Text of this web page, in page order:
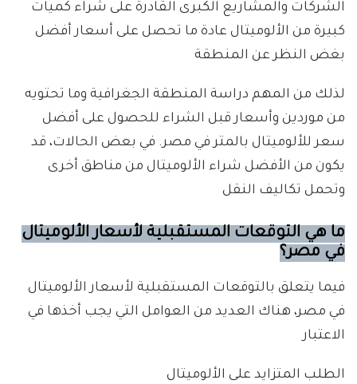
الشركات والمشاريع الكبرى القادرة على شراء كميات
كبيرة من الألوميتال عادة ما تحصل على أسعار أفضل
بغض النظر عن المنطقة
لذلك من المهم دراسة المنطقة الجغرافية وما تحتويه
من موردين وأسعار قبل الشراء للحصول على أفضل
سعر للألوميتال بالمتر في مصر. في بعض الحالات، قد
يكون من الأفضل شراء الألوميتال من مناطق أخرى
وتحمل تكاليف النقل
ما هي التوقعات المستقبلية لأسعار الألوميتال
في مصر؟
فيما يتعلق بالتوقعات المستقبلية لأسعار الألوميتال
في مصر، هناك العديد من العوامل التي يجب أخذها في
الاعتبار
الطلب المتزايد على الألوميتال